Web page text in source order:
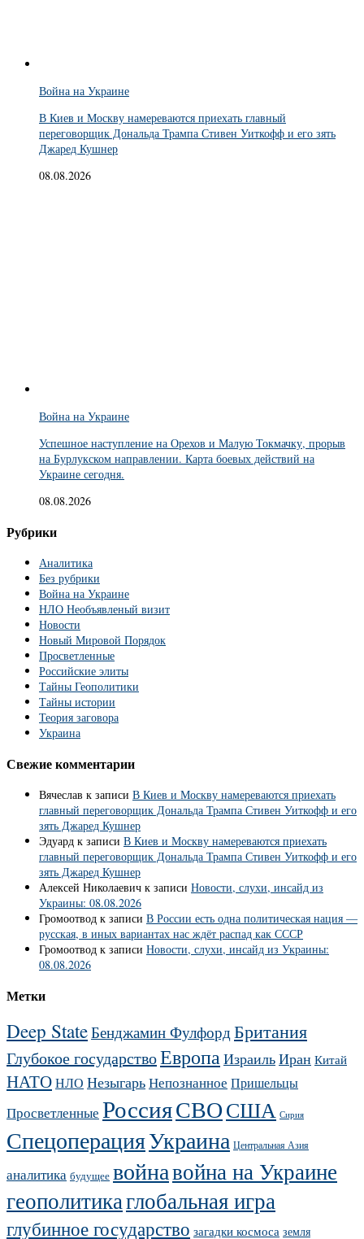
Война на Украине
В Киев и Москву намереваются приехать главный
переговорщик Дональда Трампа Стивен Уиткофф и его зять
Джаред Кушнер
08.08.2026
Война на Украине
Успешное наступление на Орехов и Малую Токмачку, прорыв
на Бурлукском направлении. Карта боевых действий на
Украине сегодня.
08.08.2026
Рубрики
Аналитика
Без рубрики
Война на Украине
НЛО Необъявленый визит
Новости
Новый Мировой Порядок
Просветленные
Российские элиты
Тайны Геополитики
Тайны истории
Теория заговора
Украина
Свежие комментарии
Вячеслав к записи В Киев и Москву намереваются приехать
главный переговорщик Дональда Трампа Стивен Уиткофф и его
зять Джаред Кушнер
Эдуард к записи В Киев и Москву намереваются приехать
главный переговорщик Дональда Трампа Стивен Уиткофф и его
зять Джаред Кушнер
Алексей Николаевич к записи Новости, слухи, инсайд из
Украины: 08.08.2026
Громоотвод к записи В России есть одна политическая нация —
русская, в иных вариантах нас ждёт распад как СССР
Громоотвод к записи Новости, слухи, инсайд из Украины:
08.08.2026
Метки
Deep StateБенджамин ФулфордБритания
Глубокое государствоЕвропаИзраильИран Китай
НАТОНЛО НезыгарьНепознанное Пришельцы
Просветленные РоссияСВОСША Сирия
СпецоперацияУкраина Центральная Азия
аналитика будущее войнавойна на Украине
геополитикаглобальная игра
глубинное государство загадки космоса земля